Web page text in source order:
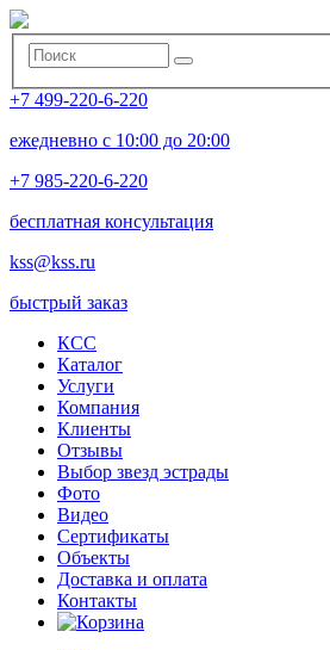
+7 499-220-6-220
ежедневно с 10:00 до 20:00
+7 985-220-6-220
бесплатная консультация
kss@kss.ru
быстрый заказ
КСС
Каталог
Услуги
Компания
Клиенты
Oтзывы
Выбор звезд эстрады
Фото
Видео
Сертификаты
Объекты
Доставка и оплата
Контакты